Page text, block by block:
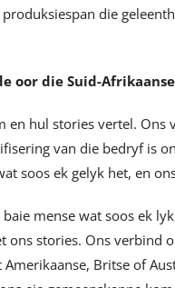
die
oor die Suid-
en hul stories vertel.
van die bedryf is
soos ek gelyk het, en
mense wat soos ek
ons stories. Ons verbind
Britse of